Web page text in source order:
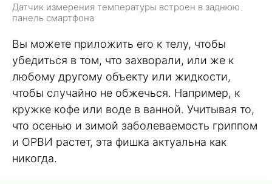
Датчик измерения температуры встроен в заднюю
панель смартфона
Вы можете приложить его к телу, чтобы
убедиться в том, что захворали, или же к
любому другому объекту или жидкости,
чтобы случайно не обжечься. Например, к
кружке кофе или воде в ванной. Учитывая то,
что осенью и зимой заболеваемость гриппом
и ОРВИ растет, эта фишка актуальна как
никогда.